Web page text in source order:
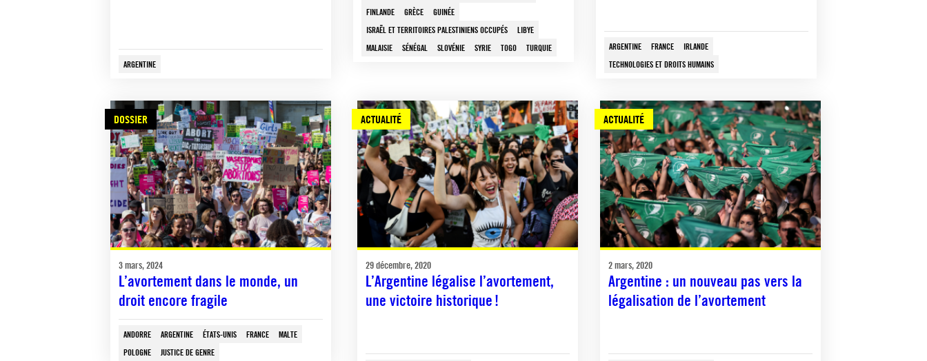
ARGENTINE
FINLANDE
GRÈCE
GUINÉE
ISRAËL ET TERRITOIRES PALESTINIENS OCCUPÉS
LIBYE
MALAISIE
SÉNÉGAL SLOVÉNIE SYRIE TOGO TURQUIE ARGENTINE FRANCE
IRLANDE
TECHNOLOGIES ET DROITS HUMAINS
DOSSIER
3 mars, 2024
L’avortement dans le monde, un
droit encore fragile
ANDORRE ARGENTINE ÉTATS-UNIS FRANCE
MALTE
POLOGNE
JUSTICE DE GENRE
ACTUALITÉ
29 décembre, 2020
L’Argentine légalise l’avortement,
une victoire historique !
ACTUALITÉ
2 mars, 2020
Argentine : un nouveau pas vers la
légalisation de l’avortement